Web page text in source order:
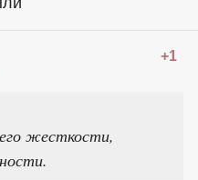
+1
жесткости,